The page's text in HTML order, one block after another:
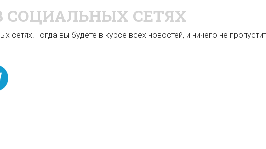
СОЦИАЛЬНЫХ СЕТЯХ
сетях! Тогда вы будете в курсе всех новостей, и ничего не